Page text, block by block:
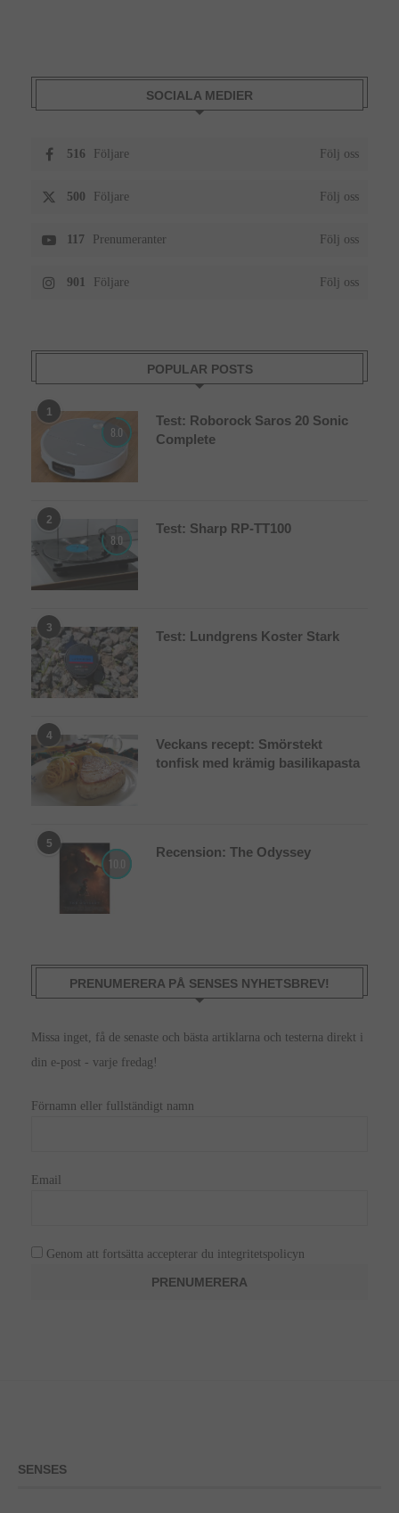
SOCIALA MEDIER
516 Följare Följ oss
500 Följare Följ oss
117 Prenumeranter Följ oss
901 Följare Följ oss
POPULAR POSTS
1
8.0
Test: Roborock Saros 20 Sonic
Complete
2
8.0
Test: Sharp RP-TT100
3
Test: Lundgrens Koster Stark
4
Veckans recept: Smörstekt
tonfisk med krämig basilikapasta
5
10.0
Recension: The Odyssey
PRENUMERERA PÅ SENSES NYHETSBREV!
Missa inget, få de senaste och bästa artiklarna och testerna direkt i
din e-post - varje fredag!
Förnamn eller fullständigt namn
Email
Genom att fortsätta accepterar du integritetspolicyn
SENSES